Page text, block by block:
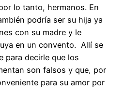
lo tanto, hermanos. En
podría ser su hija ya
con su madre y le
en un convento. Allí se
para decirle que los
son falsos y que, por
para su amor por